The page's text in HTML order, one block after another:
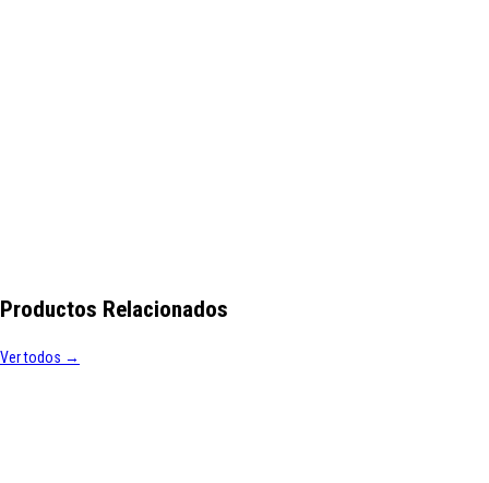
Productos Relacionados
Ver todos →